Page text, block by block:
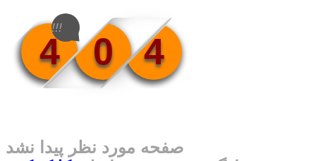
4 0 4
!!!
صفحه مورد نظر پیدا نشد